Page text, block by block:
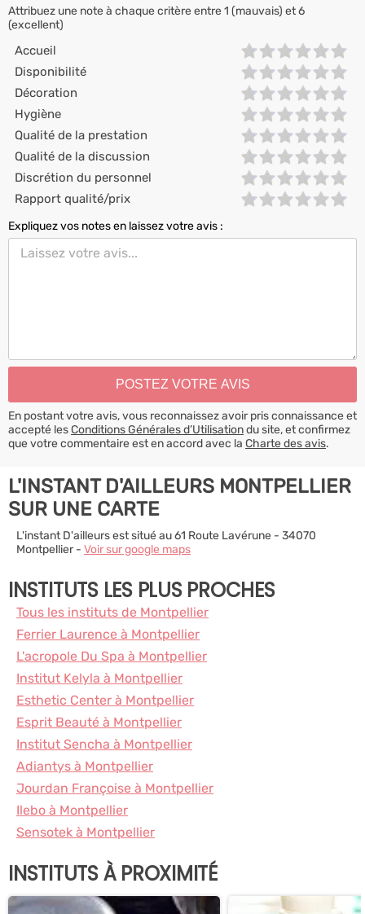
Attribuez une note à chaque critère entre 1 (mauvais) et 6
(excellent)
Accueil
Disponibilité
Décoration
Hygiène
Qualité de la prestation
Qualité de la discussion
Discrétion du personnel
Rapport qualité/prix
Expliquez vos notes en laissez votre avis :
En postant votre avis, vous reconnaissez avoir pris connaissance et
accepté lesConditions Générales d’Utilisationdu site, et confirmez
que votre commentaire est en accord avec la Charte des avis.
L'INSTANT D'AILLEURS MONTPELLIER
SUR UNE CARTE
L'instant D'ailleurs est situé au 61 Route Lavérune - 34070
Montpellier - Voir sur google maps
INSTITUTS LES PLUS PROCHES
Tous les instituts de Montpellier
Ferrier Laurence à Montpellier
L'acropole Du Spa à Montpellier
Institut Kelyla à Montpellier
Esthetic Center à Montpellier
Esprit Beauté à Montpellier
Institut Sencha à Montpellier
Adiantys à Montpellier
Jourdan Françoise à Montpellier
Ilebo à Montpellier
Sensotek à Montpellier
INSTITUTS À PROXIMITÉ